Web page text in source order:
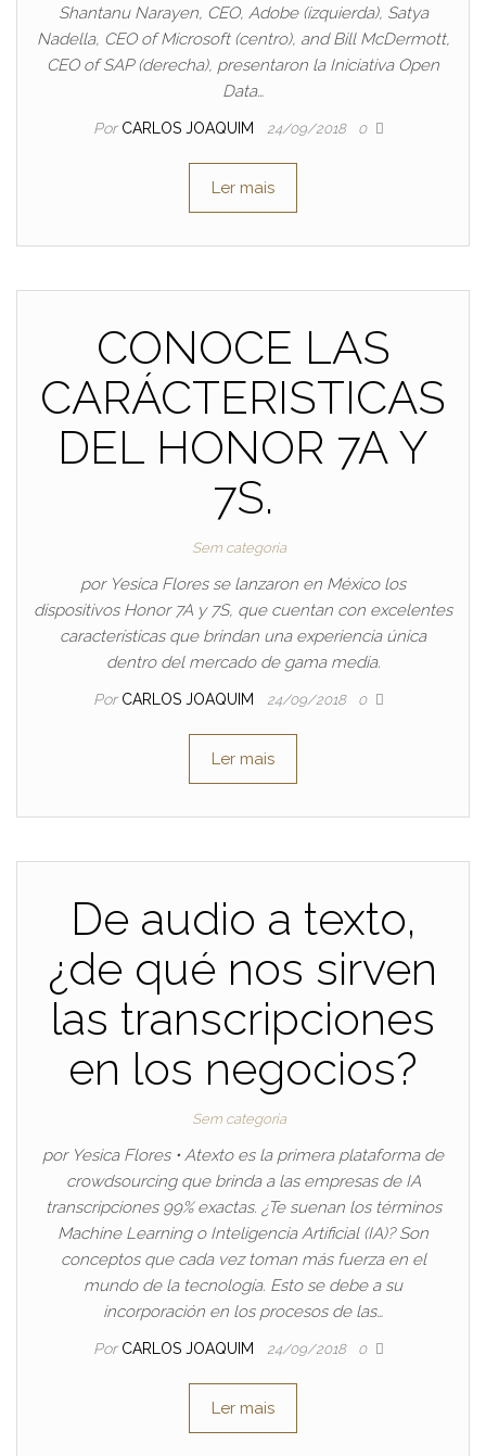
Shantanu Narayen, CEO, Adobe (izquierda), Satya
Nadella, CEO of Microsoft (centro), and Bill McDermott,
CEO of SAP (derecha), presentaron la Iniciativa Open
Data…
Por CARLOS JOAQUIM 24/09/2018 0
Ler mais
CONOCE LAS
CARÁCTERISTICAS
DEL HONOR 7A Y
7S.
Sem categoria
por Yesica Flores se lanzaron en México los
dispositivos Honor 7A y 7S, que cuentan con excelentes
características que brindan una experiencia única
dentro del mercado de gama media.
Por CARLOS JOAQUIM 24/09/2018 0
Ler mais
De audio a texto,
¿de qué nos sirven
las transcripciones
en los negocios?
Sem categoria
por Yesica Flores • Atexto es la primera plataforma de
crowdsourcing que brinda a las empresas de IA
transcripciones 99% exactas. ¿Te suenan los términos
Machine Learning o Inteligencia Artificial (IA)? Son
conceptos que cada vez toman más fuerza en el
mundo de la tecnología. Esto se debe a su
incorporación en los procesos de las…
Por CARLOS JOAQUIM 24/09/2018 0
Ler mais